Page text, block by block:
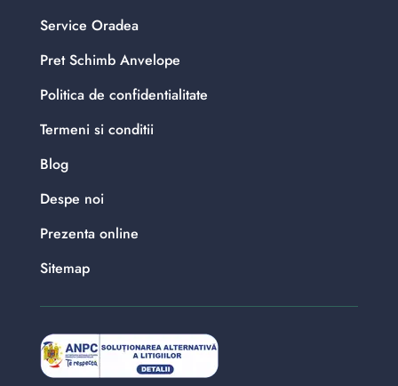
Service Oradea
Pret Schimb Anvelope
Politica de confidentialitate
Termeni si conditii
Blog
Despe noi
Prezenta online
Sitemap